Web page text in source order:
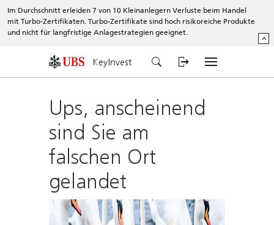
Im Durchschnitt erleiden 7 von 10 Kleinanlegern Verluste beim Handel
mit Turbo-Zertifikaten. Turbo-Zertifikate sind hoch risikoreiche Produkte
und nicht für langfristige Anlagestrategien geeignet.
^
KeyInvest
Ups, anscheinend
sind Sie am
falschen Ort
gelandet